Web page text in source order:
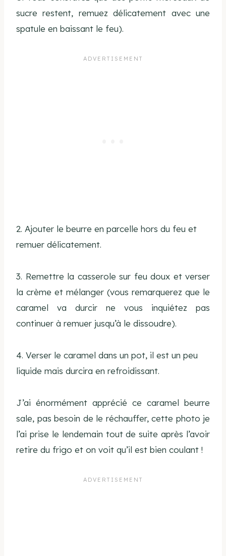
sucre restent, remuez délicatement avec une
spatule en baissant le feu).
2. Ajouter le beurre en parcelle hors du feu et
remuer délicatement.
3. Remettre la casserole sur feu doux et verser
la crème et mélanger (vous remarquerez que le
caramel va durcir ne vous inquiétez pas
continuer à remuer jusqu’à le dissoudre).
4. Verser le caramel dans un pot, il est un peu
liquide mais durcira en refroidissant.
J’ai énormément apprécié ce caramel beurre
sale, pas besoin de le réchauffer, cette photo je
l’ai prise le lendemain tout de suite après l’avoir
retire du frigo et on voit qu’il est bien coulant !